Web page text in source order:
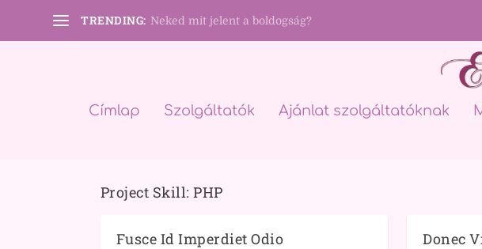
TRENDING: Neked mit jelent a boldogság?
Címlap Szolgáltatók Ajánlat szolgáltatóknak
Project Skill: PHP
Fusce Id Imperdiet Odio Donec